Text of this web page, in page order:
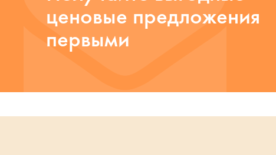
ценовые предложения
первыми